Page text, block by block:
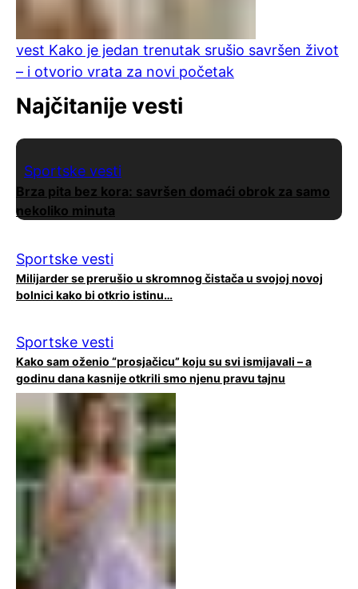
vest Kako je jedan trenutak srušio savršen život
– i otvorio vrata za novi početak
Najčitanije vesti
Sportske vesti
Brza pita bez kora: savršen domaći obrok za samo
nekoliko minuta
Sportske vesti
Milijarder se prerušio u skromnog čistača u svojoj novoj
bolnici kako bi otkrio istinu…
Sportske vesti
Kako sam oženio “prosjačicu” koju su svi ismijavali – a
godinu dana kasnije otkrili smo njenu pravu tajnu